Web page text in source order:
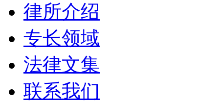
律所介绍
专长领域
法律文集
联系我们